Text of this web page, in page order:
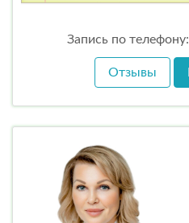
Запись по телефону:
Отзывы